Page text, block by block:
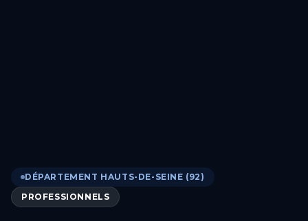
DÉPARTEMENT HAUTS-DE-SEINE (92)
PROFESSIONNELS